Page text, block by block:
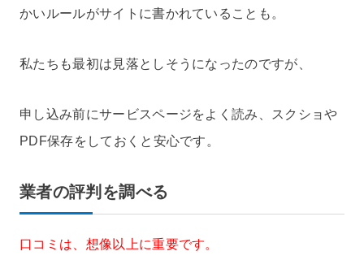
かいルールがサイトに書かれていることも。
私たちも最初は見落としそうになったのですが、
申し込み前にサービスページをよく読み、スクショや
PDF保存をしておくと安心です。
業者の評判を調べる
口コミは、想像以上に重要です。